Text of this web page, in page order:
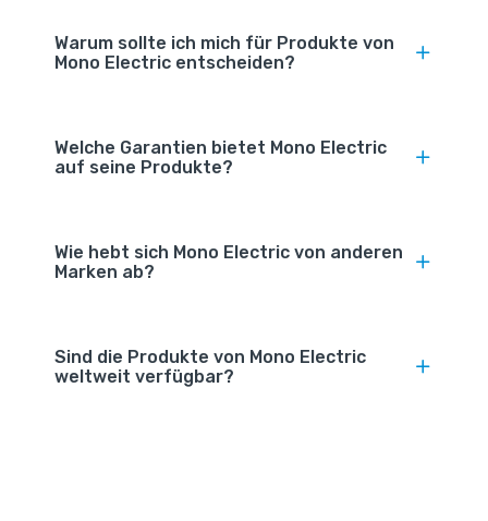
Warum sollte ich mich für Produkte von
Mono Electric entscheiden?
Welche Garantien bietet Mono Electric
auf seine Produkte?
Wie hebt sich Mono Electric von anderen
Marken ab?
Sind die Produkte von Mono Electric
weltweit verfügbar?